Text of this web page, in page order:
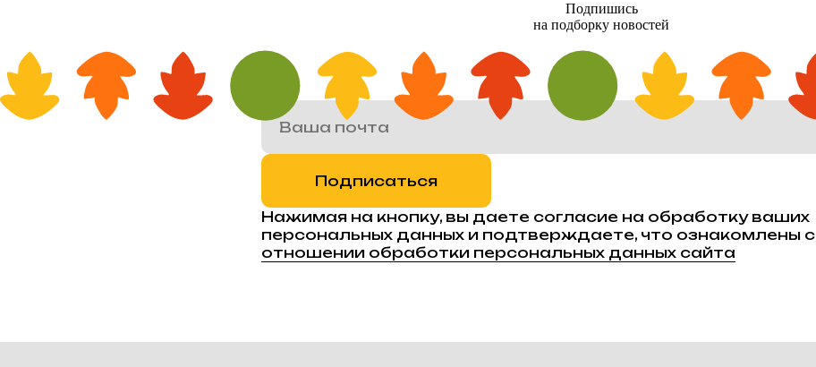
Подпишись
на подборку новостей
Подписаться
Нажимая на кнопку, вы даете согласие на обработку ваших
персональных данных и подтверждаете, что ознакомлены с
отношении обработки персональных данных сайта